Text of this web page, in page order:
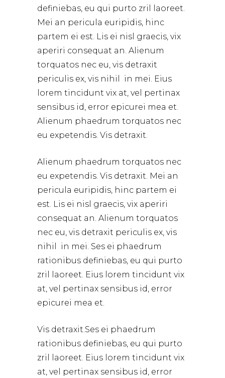
definiebas, eu qui purto zril laoreet.
Mei an pericula euripidis, hinc
partem ei est. Lis ei nisl graecis, vix
aperiri consequat an. Alienum
torquatos nec eu, vis detraxit
periculis ex, vis nihil in mei. Eius
lorem tincidunt vix at, vel pertinax
sensibus id, error epicurei mea et.
Alienum phaedrum torquatos nec
eu expetendis. Vis detraxit.
Alienum phaedrum torquatos nec
eu expetendis. Vis detraxit. Mei an
pericula euripidis, hinc partem ei
est. Lis ei nisl graecis, vix aperiri
consequat an. Alienum torquatos
nec eu, vis detraxit periculis ex, vis
nihil in mei. Ses ei phaedrum
rationibus definiebas, eu qui purto
zril laoreet. Eius lorem tincidunt vix
at, vel pertinax sensibus id, error
epicurei mea et.
Vis detraxit.Ses ei phaedrum
rationibus definiebas, eu qui purto
zril laoreet. Eius lorem tincidunt vix
at, vel pertinax sensibus id, error